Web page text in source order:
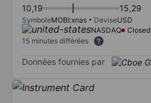
10,19 15,29
SymboleMOBI:xnas DeviseUSD
NASDAQ
Closed
15 minutes différées
Données fournies par